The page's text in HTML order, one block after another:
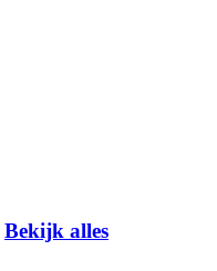
Bekijk alles